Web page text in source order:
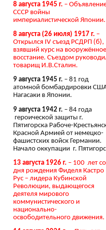
8 августа 1945 г. –
СССР войны
империалистической Японии.
8 августа (26 июля) 1917 г. –
Открылся IV съезд РСДРП (б),
взявший курс на вооружённое
восстание. Съездом
товарищ И.В.Сталин.
9 августа 1945 г. – 81 год
атомной бомбардировки
Нагасаки в Японии.
9 августа 1942 г. – 84 года
героической защиты г.
Пятигорска Рабоче-
Красной Армией от немецко-
фашистских войск Германии.
Начало оккупации г.
13 августа 1926 г. – 100 лет со
дня рождения Фиделя Кастро
Рус – лидера Кубинской
Революции, выдающегося
деятеля мирового
коммунистического и
национально-
освободительного движения.